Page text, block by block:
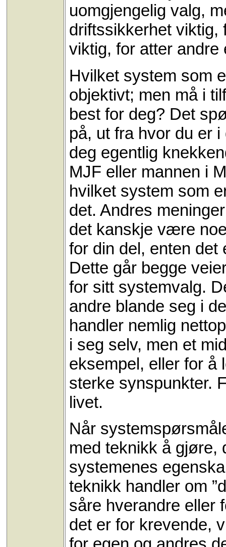
uomgjengelig valg,
driftssikkerhet viktig,
viktig, for atter andre
Hvilket system som
objektivt; men må i
best for deg? Det
på, ut fra hvor du er
deg egentlig
MJF eller mannen i
hvilket system som
det. Andres
det kanskje være
for din del, enten det
Dette går begge
for sitt systemvalg.
andre blande seg i
handler nemlig
i seg selv, men et
eksempel, eller for å
sterke synspunkter.
livet.
Når
med teknikk å gjøre,
systemenes
teknikk handler om
såre hverandre eller
det er for krevende,